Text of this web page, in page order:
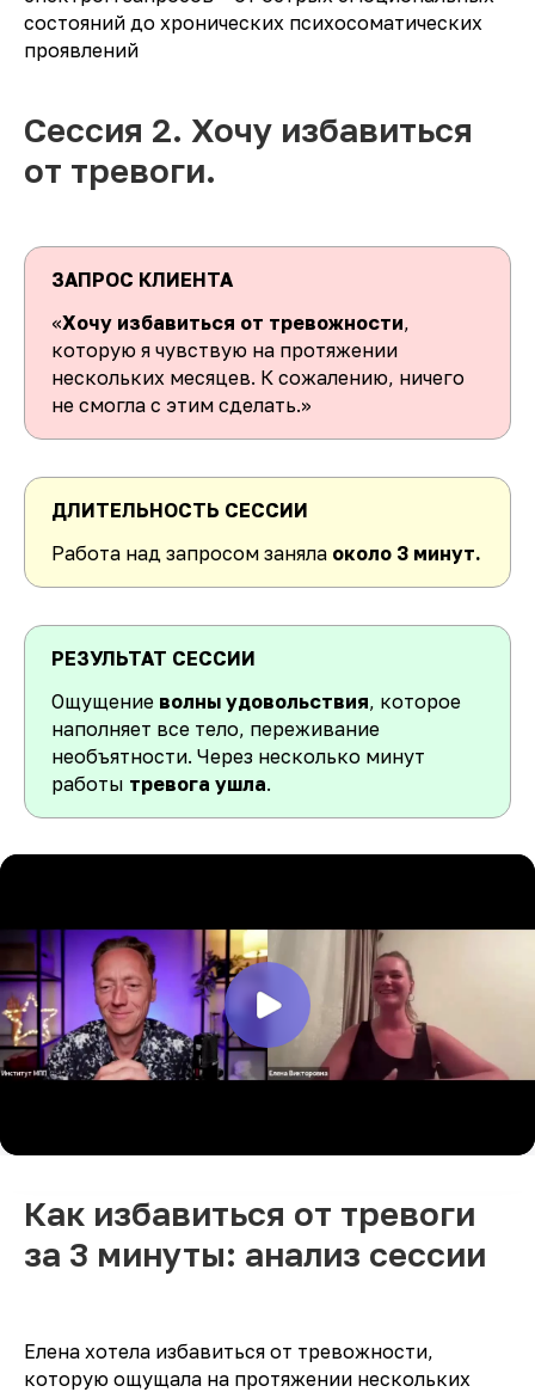
состояний до хронических психосоматических
проявлений
Сессия 2. Хочу избавиться
от тревоги.
ЗАПРОС КЛИЕНТА
«Хочу избавиться от тревожности,
которую я чувствую на протяжении
нескольких месяцев. К сожалению, ничего
не смогла с этим сделать.»
ДЛИТЕЛЬНОСТЬ СЕССИИ
Работа над запросом заняла около 3 минут.
РЕЗУЛЬТАТ СЕССИИ
Ощущение волны удовольствия, которое
наполняет все тело, переживание
необъятности. Через несколько минут
работы тревога ушла.
Как избавиться от тревоги
за 3 минуты: анализ сессии
Елена хотела избавиться от тревожности,
которую ощущала на протяжении нескольких